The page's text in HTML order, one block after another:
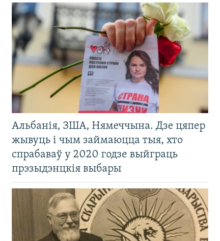
Альбанія, ЗША, Нямеччына. Дзе цяпер
жывуць і чым займаюцца тыя, хто
спрабаваў у 2020 годзе выйграць
прэзыдэнцкія выбары